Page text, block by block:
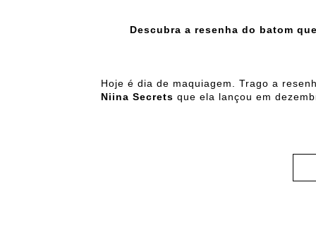
Descubra a resenha do batom
Hoje é dia de maquiagem. Trago a
Niina Secrets que ela lançou em